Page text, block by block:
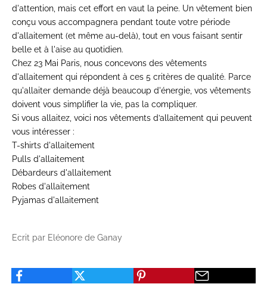
d'attention, mais cet effort en vaut la peine. Un vêtement bien
conçu vous accompagnera pendant toute votre période
d'allaitement (et même au-delà), tout en vous faisant sentir
belle et à l'aise au quotidien.
Chez 23 Mai Paris, nous concevons des vêtements
d'allaitement qui répondent à ces 5 critères de qualité. Parce
qu'allaiter demande déjà beaucoup d'énergie, vos vêtements
doivent vous simplifier la vie, pas la compliquer.
Si vous allaitez, voici nos vêtements d’allaitement qui peuvent
vous intéresser :
T-shirts d'allaitement
Pulls d'allaitement
Débardeurs d'allaitement
Robes d'allaitement
Pyjamas d'allaitement
Ecrit par Eléonore de Ganay